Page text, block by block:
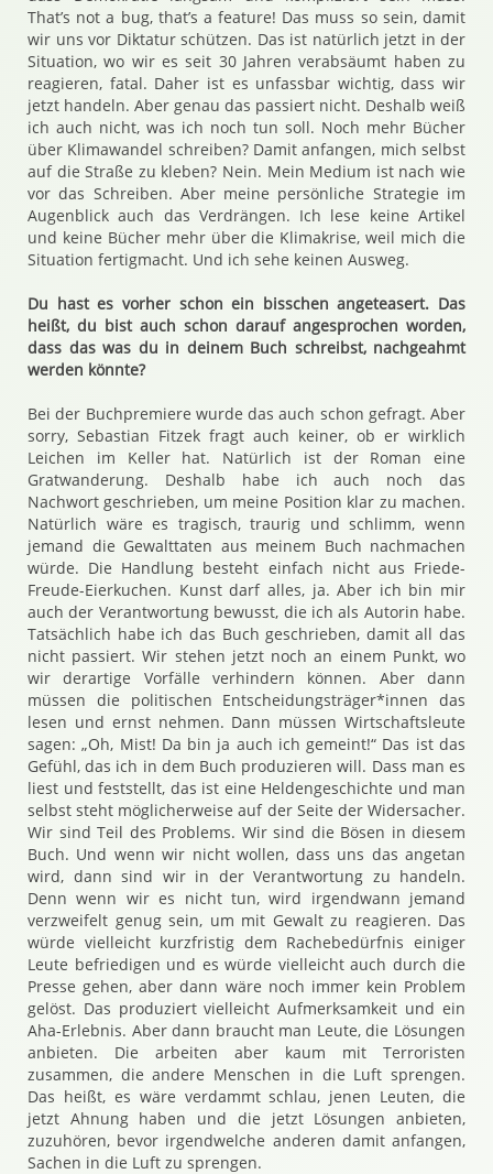
That’s not a bug, that’s a feature! Das muss so sein, damit
wir uns vor Diktatur schützen. Das ist natürlich jetzt in der
Situation, wo wir es seit 30 Jahren verabsäumt haben zu
reagieren, fatal. Daher ist es unfassbar wichtig, dass wir
jetzt handeln. Aber genau das passiert nicht. Deshalb weiß
ich auch nicht, was ich noch tun soll. Noch mehr Bücher
über Klimawandel schreiben? Damit anfangen, mich selbst
auf die Straße zu kleben? Nein. Mein Medium ist nach wie
vor das Schreiben. Aber meine persönliche Strategie im
Augenblick auch das Verdrängen. Ich lese keine Artikel
und keine Bücher mehr über die Klimakrise, weil mich die
Situation fertigmacht. Und ich sehe keinen Ausweg.
Du hast es vorher schon ein bisschen angeteasert. Das
heißt, du bist auch schon darauf angesprochen worden,
dass das was du in deinem Buch schreibst, nachgeahmt
werden könnte?
Bei der Buchpremiere wurde das auch schon gefragt. Aber
sorry, Sebastian Fitzek fragt auch keiner, ob er wirklich
Leichen im Keller hat. Natürlich ist der Roman eine
Gratwanderung. Deshalb habe ich auch noch das
Nachwort geschrieben, um meine Position klar zu machen.
Natürlich wäre es tragisch, traurig und schlimm, wenn
jemand die Gewalttaten aus meinem Buch nachmachen
würde. Die Handlung besteht einfach nicht aus Friede-
Freude-Eierkuchen. Kunst darf alles, ja. Aber ich bin mir
auch der Verantwortung bewusst, die ich als Autorin habe.
Tatsächlich habe ich das Buch geschrieben, damit all das
nicht passiert. Wir stehen jetzt noch an einem Punkt, wo
wir derartige Vorfälle verhindern können. Aber dann
müssen die politischen Entscheidungsträger*innen das
lesen und ernst nehmen. Dann müssen Wirtschaftsleute
sagen: „Oh, Mist! Da bin ja auch ich gemeint!“ Das ist das
Gefühl, das ich in dem Buch produzieren will. Dass man es
liest und feststellt, das ist eine Heldengeschichte und man
selbst steht möglicherweise auf der Seite der Widersacher.
Wir sind Teil des Problems. Wir sind die Bösen in diesem
Buch. Und wenn wir nicht wollen, dass uns das angetan
wird, dann sind wir in der Verantwortung zu handeln.
Denn wenn wir es nicht tun, wird irgendwann jemand
verzweifelt genug sein, um mit Gewalt zu reagieren. Das
würde vielleicht kurzfristig dem Rachebedürfnis einiger
Leute befriedigen und es würde vielleicht auch durch die
Presse gehen, aber dann wäre noch immer kein Problem
gelöst. Das produziert vielleicht Aufmerksamkeit und ein
Aha-Erlebnis. Aber dann braucht man Leute, die Lösungen
anbieten. Die arbeiten aber kaum mit Terroristen
zusammen, die andere Menschen in die Luft sprengen.
Das heißt, es wäre verdammt schlau, jenen Leuten, die
jetzt Ahnung haben und die jetzt Lösungen anbieten,
zuzuhören, bevor irgendwelche anderen damit anfangen,
Sachen in die Luft zu sprengen.